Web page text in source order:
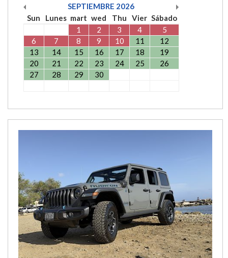
SEPTIEMBRE 2026
Sun
Lunes mart wed Thu Vier Sábado
1
2 3 4
5
6
7 8 9 10 11
12
13
14 15 16 17 18
19
20
21 22 23 24 25
26
27
28 29 30